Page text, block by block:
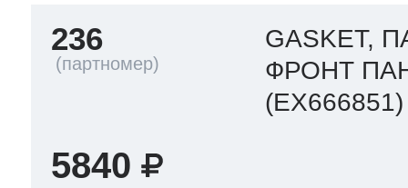
236
GASKET,
ФРОНТ
(EX666851)
5840